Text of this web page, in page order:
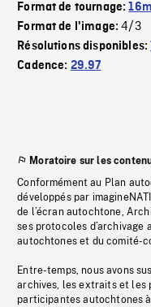
Format de tournage:
Format de l'image:4/3
Résolutions disponibles:
Cadence: 29.97
Moratoire sur les
Conformément au Plan
développés par
de l’écran autochtone,
ses protocoles d’archivage
autochtones et du comité-
Entre-temps, nous avons
archives, les extraits et les
participantes autochtones